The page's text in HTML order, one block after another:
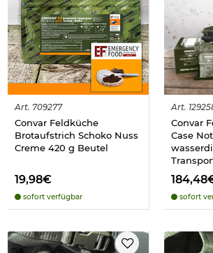
Art. 709277
Convar Feldküche
Brotaufstrich Schoko Nuss
Creme 420 g Beutel
19,98€
sofort verfügbar
Art.
Convar
Case
sofort